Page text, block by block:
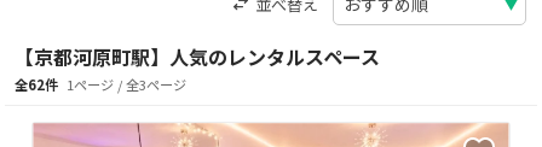
【京都河原町駅】人気のレンタルスペース
全62件 1ページ / 全3ページ